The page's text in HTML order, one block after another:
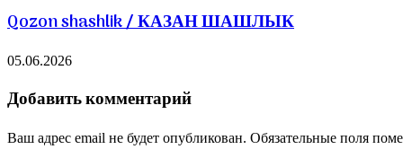
Qozon shashlik / КАЗАН ШАШЛЫК
05.06.2026
Добавить комментарий
Ваш адрес email не будет опубликован. Обязательные поля